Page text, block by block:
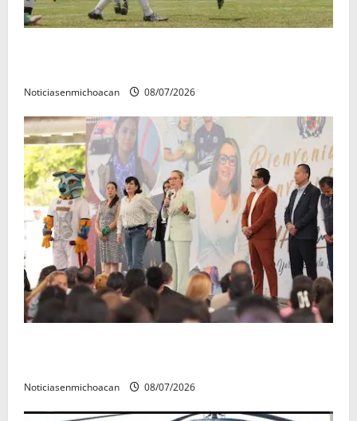
Noticiasenmichoacan 08/07/2026
Noticiasenmichoacan 08/07/2026